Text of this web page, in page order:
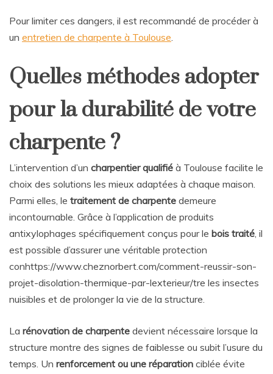
Pour limiter ces dangers, il est recommandé de procéder à
un entretien de charpente à Toulouse.
Quelles méthodes adopter
pour la durabilité de votre
charpente ?
L’intervention d’un charpentier qualifié à Toulouse facilite le
choix des solutions les mieux adaptées à chaque maison.
Parmi elles, le traitement de charpente demeure
incontournable. Grâce à l’application de produits
antixylophages spécifiquement conçus pour le bois traité, il
est possible d’assurer une véritable protection
conhttps://www.cheznorbert.com/comment-reussir-son-
projet-disolation-thermique-par-lexterieur/tre les insectes
nuisibles et de prolonger la vie de la structure.
La rénovation de charpente devient nécessaire lorsque la
structure montre des signes de faiblesse ou subit l’usure du
temps. Un renforcement ou une réparation ciblée évite